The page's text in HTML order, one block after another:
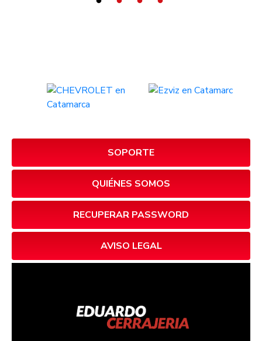
SOPORTE
QUIÉNES SOMOS
RECUPERAR PASSWORD
AVISO LEGAL